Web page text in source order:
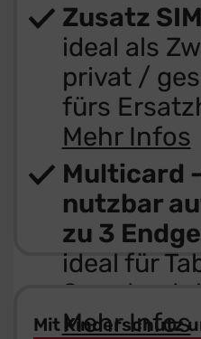
Zusatz
ideal als
privat /
fürs
Mehr Infos
Multicard -
nutzbar
zu 3
ideal für
Mehr Infos
Mit Kinderschutz